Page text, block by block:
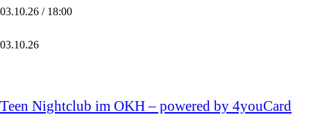
03.10.26 / 18:00
03.10.26
Teen Nightclub im OKH – powered by 4youCard